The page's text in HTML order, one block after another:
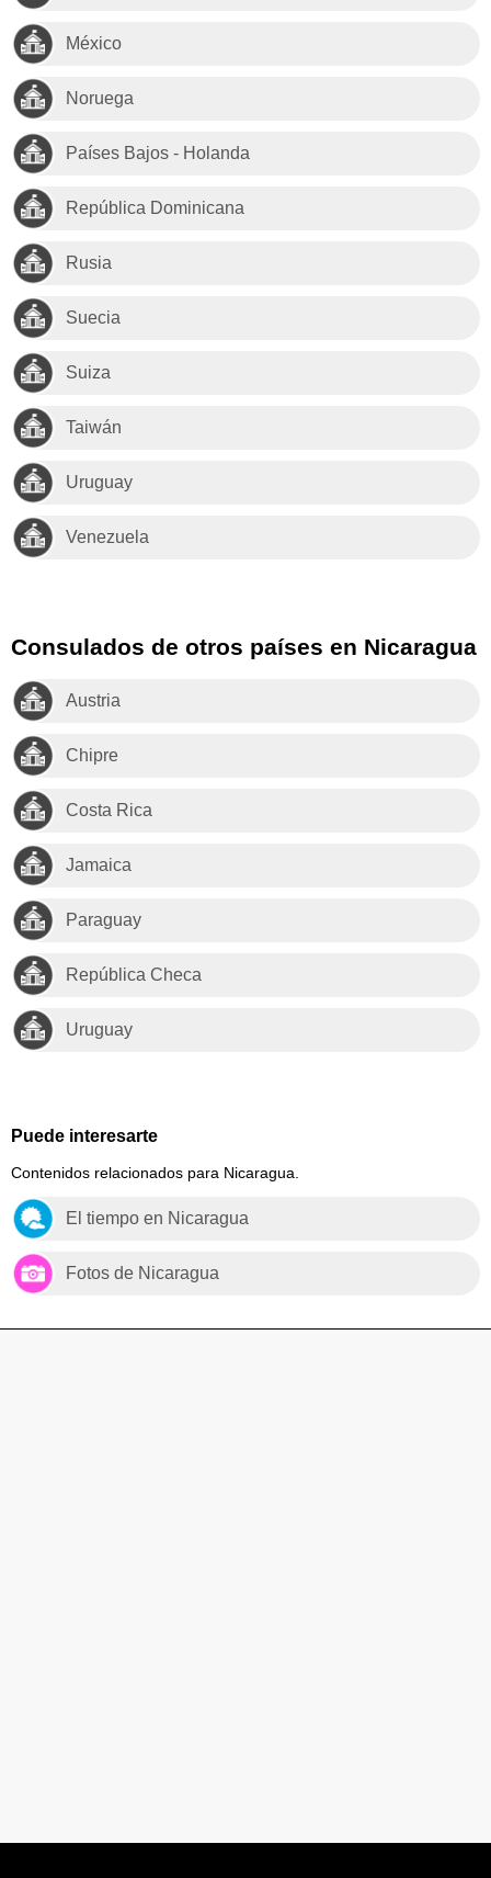
México
Noruega
Países Bajos - Holanda
República Dominicana
Rusia
Suecia
Suiza
Taiwán
Uruguay
Venezuela
Consulados de otros países en Nicaragua
Austria
Chipre
Costa Rica
Jamaica
Paraguay
República Checa
Uruguay
Puede interesarte
Contenidos relacionados para Nicaragua.
El tiempo en Nicaragua
Fotos de Nicaragua